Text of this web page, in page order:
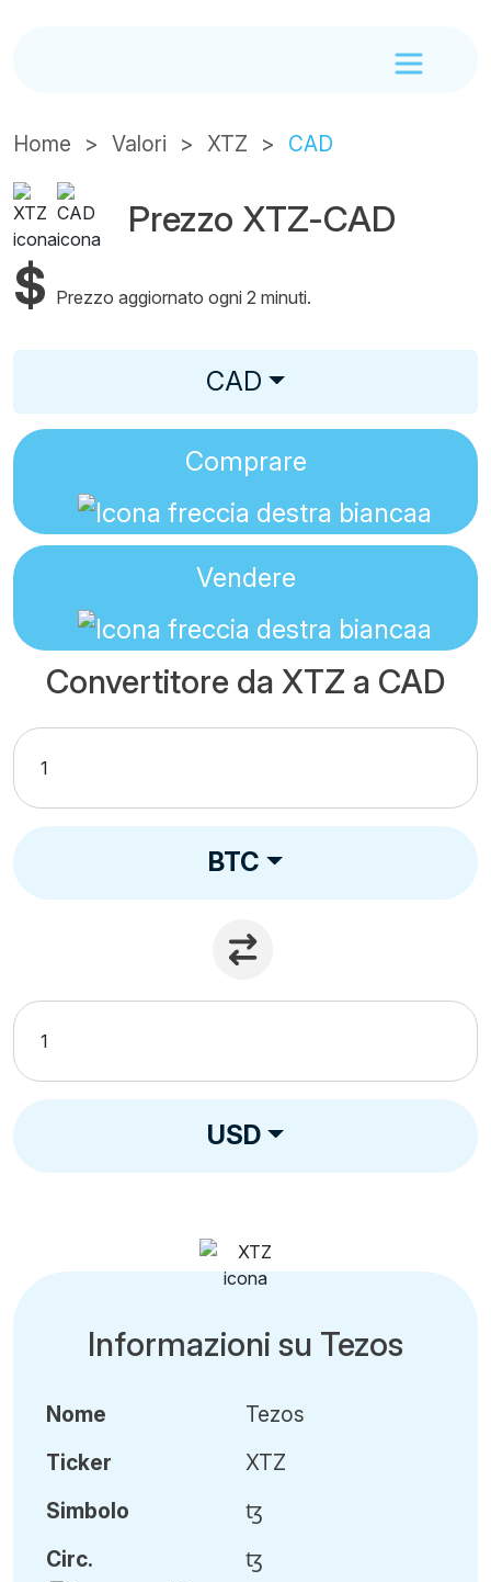
Home Valori XTZ CAD
Prezzo XTZ-CAD
$ Prezzo aggiornato ogni 2 minuti.
CAD
Comprare
Vendere
Convertitore da XTZ a CAD
BTC
USD
Informazioni su Tezos
Nome
Ticker
Simbolo
Circ.
Tezos
XTZ
ꜩ
ꜩ